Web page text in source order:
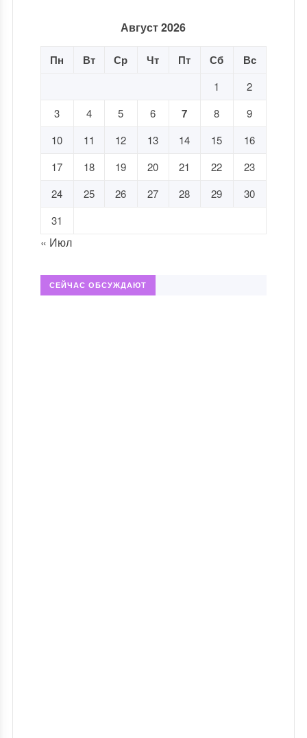
Август 2026
Пн Вт Ср Чт Пт Сб Вс
1
2
3
4 5 6 7 8
9
10
11 12 13 14 15
16
17
18 19 20 21 22
23
24
25 26 27 28 29
30
31
« Июл
СЕЙЧАС ОБСУЖДАЮТ